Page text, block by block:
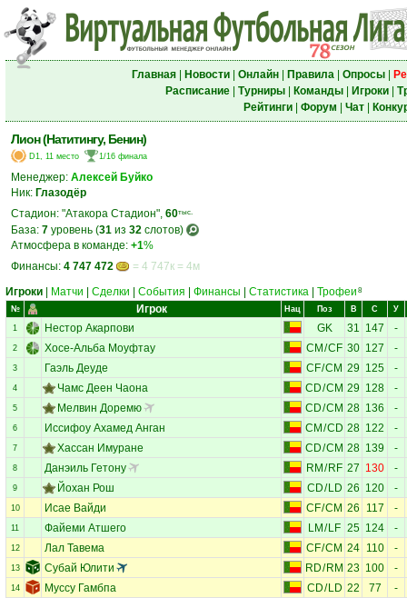
Главная| Новости| Онлайн| Правила| Опросы|
Расписание| Турниры| Команды| Игроки|
Рейтинги| Форум Чат|
Лион (Натитингу, Бенин)
D1, 11 место 1/16 финала
Менеджер: Алексей Буйко
Ник: Глазодёр
Стадион: "Атакора Стадион", 60тыс.
База: 7 уровень (31 из 32 слотов)
Атмосфера в команде: +1%
Финансы: 4 747 472
= 4 747к = 4м
Игроки
Матчи Сделки События Финансы Статистика Трофеи 8
№ Игрок Нац Поз В С У
1 Нестор Акарпови GK 31 147 -
2 Хосе-Альба Моуфтау CM /CF 30 127 -
3 Гаэль Деуде CF/CM 29 125 -
4 Чамс Деен Чаона CD/CM 29 128 -
5 Мелвин Доремю CD/CM 28 136 -
6 Иссифоу Ахамед Анган CM /CD 28 122 -
7 Хассан Имуране CD/CM 28 139 -
8 Данэиль Гетону RM / RF 27 130 -
9 Йохан Рош CD/LD 26 120 -
10 Исае Вайди CF/CM 26 117 -
11 Файеми Атшего LM / LF 25 124 -
12 Лал Тавема CF/CM 24 110 -
13 Субай Юлити RD/ RM 23 100 -
14 Муссу Гамбпа CD/LD 22 77 -